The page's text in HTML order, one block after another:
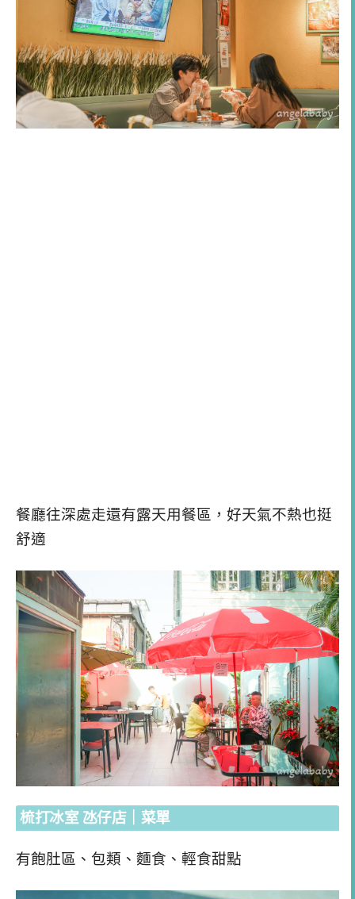
餐廳往深處走還有露天用餐區，好天氣不熱也挺
舒適
梳打冰室 氹仔店｜菜單
有飽肚區、包類、麵食、輕食甜點